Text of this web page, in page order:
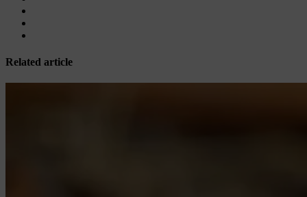
Related article